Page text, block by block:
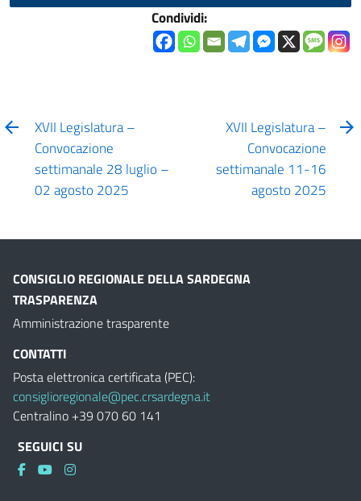
Condividi:
XVII Legislatura –
Convocazione
settimanale 28 luglio –
02 agosto 2025
XVII Legislatura –
Convocazione
settimanale 11-16
agosto 2025
CONSIGLIO REGIONALE DELLA SARDEGNA
TRASPARENZA
Amministrazione trasparente
CONTATTI
Posta elettronica certificata (PEC):
consiglioregionale@pec.crsardegna.it
Centralino +39 070 60 141
SEGUICI SU